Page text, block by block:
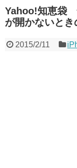
Yahoo!知恵袋
が開かないと
2015/2/11